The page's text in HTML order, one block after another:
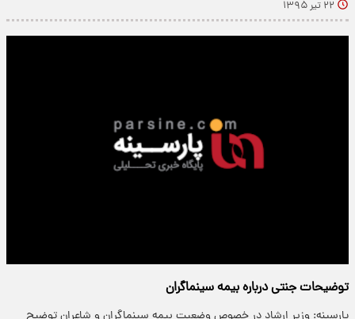
۲۲ تیر ۱۳۹۵
توضیحات جنتی درباره بیمه سینماگران